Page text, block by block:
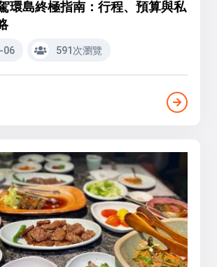
環島終極指南：行程、預算與私
06 591次瀏覽